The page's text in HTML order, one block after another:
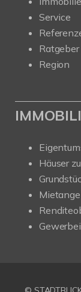
Service
Ratgeber
Region
Häuser